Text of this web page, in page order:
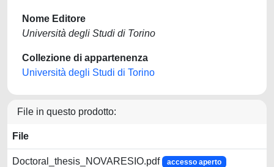
Nome Editore
Università degli Studi di Torino
Collezione di appartenenza
Università degli Studi di Torino
File in questo prodotto:
File
Doctoral_thesis_NOVARESIO.pdf accesso aperto